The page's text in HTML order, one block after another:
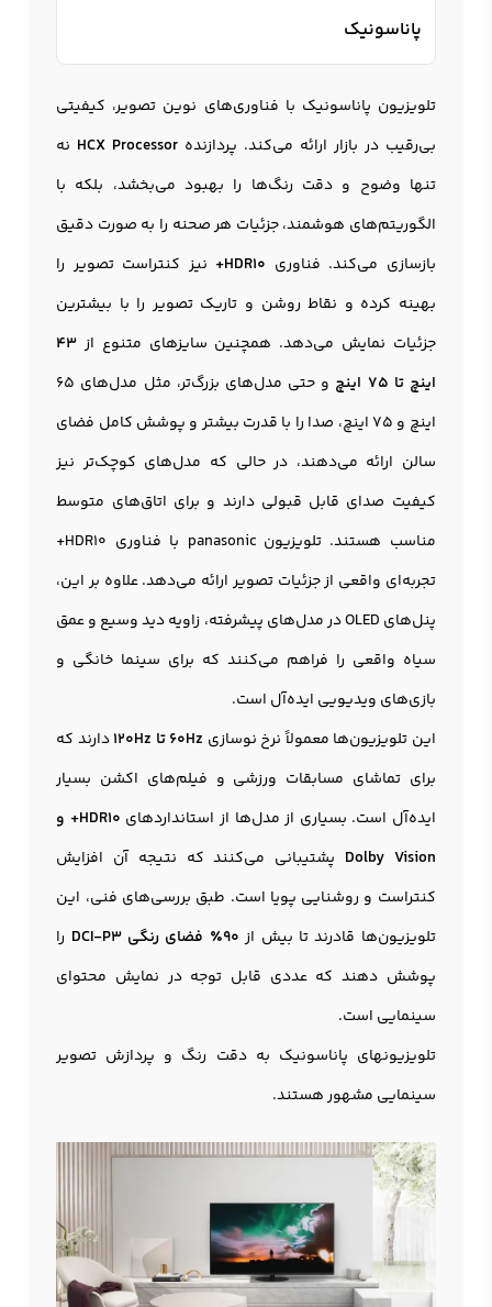
پاناسونیک
تلویزیون پاناسونیک با فناوری‌های نوین تصویر، کیفیتی
بی‌رقیب در بازار ارائه می‌کند. پردازنده HCX Processor نه
تنها وضوح و دقت رنگ‌ها را بهبود می‌بخشد، بلکه با
الگوریتم‌های هوشمند، جزئیات هر صحنه را به صورت دقیق
بازسازی می‌کند. فناوری HDR10+
نیز کنتراست تصویر را
بهینه کرده و نقاط روشن و تاریک تصویر را با بیشترین
جزئیات نمایش می‌دهد. همچنین سایزهای متنوع از 43
اینچ تا 75 اینچ
و حتی مدل‌های بزرگ‌تر، مثل مدل‌های 65
اینچ و 75 اینچ، صدا را با قدرت بیشتر و پوشش کامل فضای
سالن ارائه می‌دهند، در حالی که مدل‌های کوچک‌تر نیز
کیفیت صدای قابل قبولی دارند و برای اتاق‌های متوسط
مناسب هستند. تلویزیون panasonic با فناوری HDR10+
تجربه‌ای واقعی از جزئیات تصویر ارائه می‌دهد. علاوه بر این،
پنل‌های OLED در مدل‌های پیشرفته، زاویه دید وسیع و عمق
سیاه واقعی را فراهم می‌کنند که برای سینما خانگی و
بازی‌های ویدیویی ایده‌آل است.
این تلویزیون‌ها معمولاً نرخ نوسازی 60Hz تا 120Hz
دارند که
برای تماشای مسابقات ورزشی و فیلم‌های اکشن بسیار
ایده‌آل است. بسیاری از مدل‌ها از استانداردهای
HDR10+ و
Dolby Vision پشتیبانی می‌کنند که نتیجه آن افزایش
کنتراست و روشنایی پویا است. طبق بررسی‌های فنی، این
تلویزیون‌ها قادرند تا بیش از 90٪ فضای رنگی DCI-P3
را
پوشش دهند که عددی قابل توجه در نمایش محتوای
سینمایی است.
تلویزیونهای پاناسونیک به دقت رنگ و پردازش تصویر
سینمایی مشهور هستند.